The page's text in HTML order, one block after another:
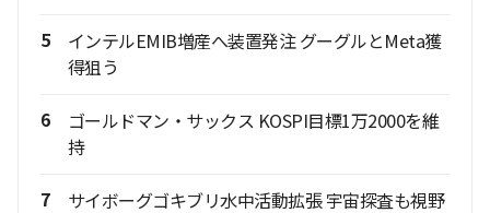
5
インテルEMIB増産へ装置発注 グーグルとMeta獲
得狙う
6
ゴールドマン・サックス KOSPI目標1万2000を維
持
7 サイボーグゴキブリ水中活動拡張 宇宙探査も視野